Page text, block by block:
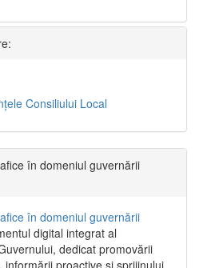
Consiliului Local
în domeniul guvernării
în domeniul guvernării
digital integrat al
dedicat promovării